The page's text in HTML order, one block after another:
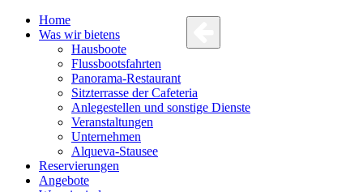
Home
Was wir bietens
Hausboote
Flussbootsfahrten
Panorama-Restaurant
Sitzterrasse der Cafeteria
Anlegestellen und sonstige Dienste
Veranstaltungen
Unternehmen
Alqueva-Stausee
Reservierungen
Angebote